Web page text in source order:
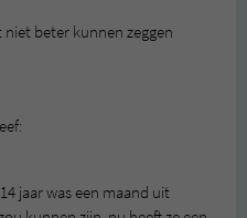
niet beter kunnen zeggen
jaar was een maand uit